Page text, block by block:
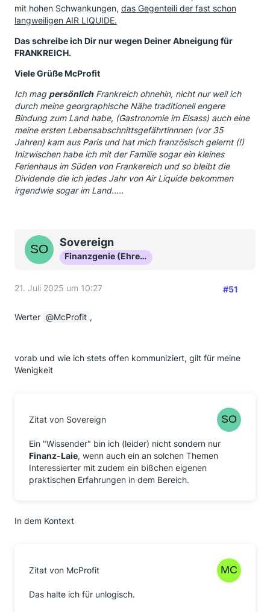
mit hohen Schwankungen, das Gegenteili der fast schon
langweiligen AIR LIQUIDE.
Das schreibe ich Dir nur wegen Deiner Abneigung für
FRANKREICH.
Viele Grüße McProfit
Ich mag persönlichFrankreich ohnehin, nicht nur weil ich
durch meine georgraphische Nähe traditionell engere
Bindung zum Land habe, (Gastronomie im Elsass) auch eine
meine ersten Lebensabschnittsgefährtinnnen (vor 35
Jahren) kam aus Paris und hat mich französisch gelernt (!)
Inizwischen habe ich mit der Familie sogar ein kleines
Ferienhaus im Süden von Frankereich und so bleibt die
Dividende die ich jedes Jahr von Air Liquide bekommen
irgendwie sogar im Land.....
Sovereign
Finanzgenie (Ehrenmitglied)
21. Juli 2025 um 10:27 #51
Werter McProfit ,
vorab und wie ich stets offen kommuniziert, gilt für meine
Wenigkeit
Zitat von Sovereign
Ein "Wissender" bin ich (leider) nicht sondern nur
Finanz-Laie, wenn auch ein an solchen Themen
Interessierter mit zudem ein bißchen eigenen
praktischen Erfahrungen in dem Bereich.
In dem Kontext
Zitat von McProfit
Das halte ich für unlogisch.